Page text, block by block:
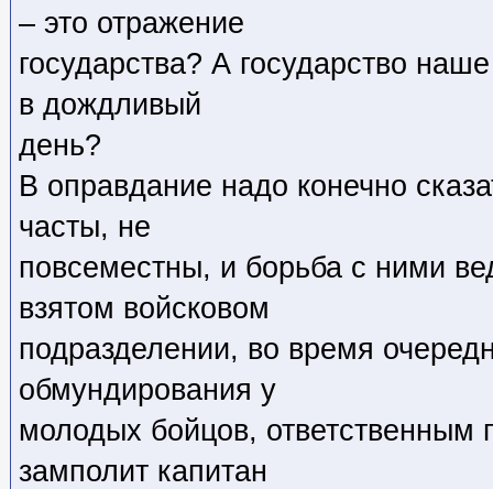
– это отражение
государства? А государство
в дождливый
день?
В оправдание надо конечно
часты, не
повсеместны, и борьба с ними
взятом войсковом
подразделении, во время
обмундирования у
молодых бойцов, ответственным
замполит капитан